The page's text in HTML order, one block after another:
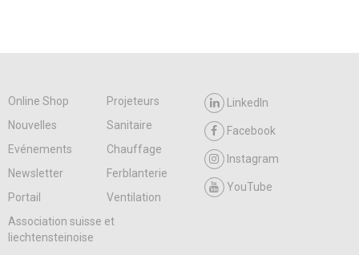
Online Shop
Projeteurs
Nouvelles
Sanitaire
Evénements
Chauffage
Newsletter
Ferblanterie
Portail
Ventilation
LinkedIn
Facebook
Instagram
YouTube
Association suisse et
liechtensteinoise